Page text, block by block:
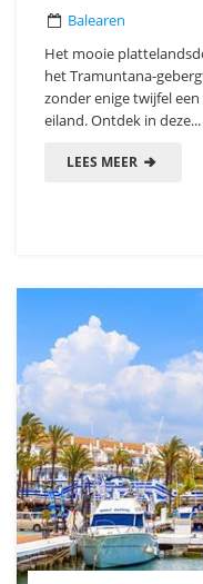
Balearen
Het mooie
het Tramuntana-
zonder enige twijfel
eiland. Ontdek in deze...
LEES MEER